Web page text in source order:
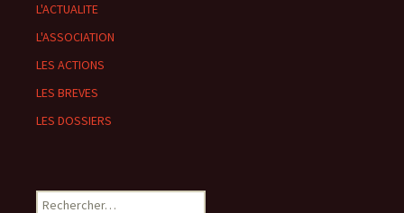
L'ACTUALITE
L'ASSOCIATION
LES ACTIONS
LES BREVES
LES DOSSIERS
Rechercher :